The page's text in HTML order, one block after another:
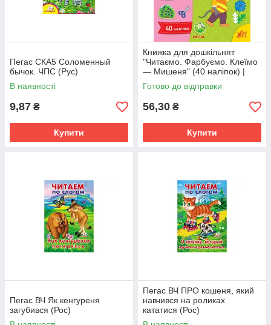
Пегас СКА5 Соломенный
бычок. ЧПС (Рус)
В наявності
9,87 ₴
Купити
Книжка для дошкільнят
"Читаємо. Фарбуємо. Клеїмо
— Мишеня" (40 наліпок) |
Ула
Готово до відправки
56,30 ₴
Купити
Пегас ВЧ Як кенгуреня
загубився (Рос)
Пегас ВЧ ПРО кошеня, який
навчився на роликах
кататися (Рос)